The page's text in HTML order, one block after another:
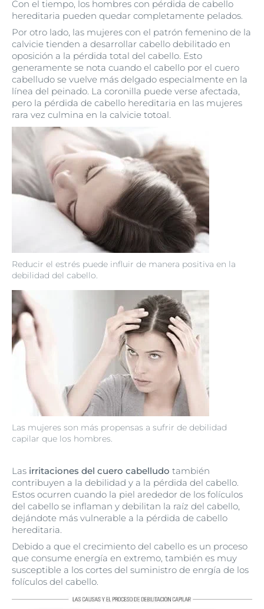
Reducir el estrés puede influir de manera positiva en la
debilidad del cabello.
Las mujeres son más propensas a sufrir de debilidad
capilar que los hombres.
Con el tiempo, los hombres con pérdida de cabello
hereditaria pueden quedar completamente pelados.
Por otro lado, las mujeres con el patrón femenino de la
calvicie tienden a desarrollar cabello debilitado en
oposición a la pérdida total del cabello. Esto
generamente se nota cuando el cabello por el cuero
cabelludo se vuelve más delgado especialmente en la
línea del peinado. La coronilla puede verse afectada,
pero la pérdida de cabello hereditaria en las mujeres
rara vez culmina en la calvicie totoal.
Las irritaciones del cuero cabelludo también
contribuyen a la debilidad y a la pérdida del cabello.
Estos ocurren cuando la piel arededor de los folículos
del cabello se inflaman y debilitan la raíz del cabello,
dejándote más vulnerable a la pérdida de cabello
hereditaria.
Debido a que el crecimiento del cabello es un proceso
que consume energía en extremo, también es muy
susceptible a los cortes del suministro de enrgía de los
folículos del cabello.